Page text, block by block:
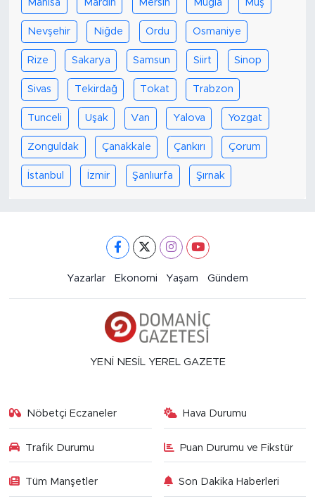
Manisa Mardin Mersin Muğla Muş
Nevşehir Niğde Ordu Osmaniye
Rize Sakarya Samsun Siirt Sinop
Sivas Tekirdağ Tokat Trabzon
Tunceli Uşak Van Yalova Yozgat
Zonguldak Çanakkale Çankırı Çorum
İstanbul İzmir Şanlıurfa Şırnak
Yazarlar Ekonomi Yaşam Gündem
YENİ NESİL YEREL GAZETE
Nöbetçi Eczaneler Hava Durumu
Trafik Durumu Puan Durumu ve Fikstür
Tüm Manşetler Son Dakika Haberleri